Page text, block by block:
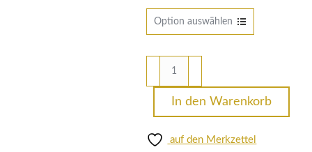
Zibartenbrand
MengeIn den Warenkorb
auf den Merkzettel